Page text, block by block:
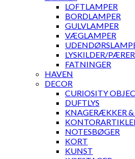
LOFTLAMPER
BORDLAMPER
GULVLAMPER
VÆGLAMPER
LYSKILDER/PÆRER
FATNINGER
HAVEN
DECOR
CURIOSITY
DUFTLYS
KNAGERÆKKER
NOTESBØGER
KORT
KUNST